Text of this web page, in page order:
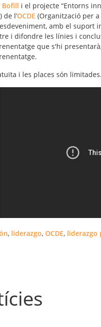
Bofill i el projecte “Entorns
de l’OCDE (Organització per
amb el suport
i difondre les línies i
que s'hi
.
i les places són
, liderazgo, OCDE, liderazgo